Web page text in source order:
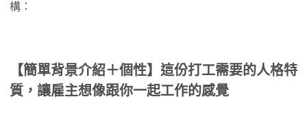
構：
【簡單背景介紹＋個性】這份打工需要的人格特
質，讓雇主想像跟你一起工作的感覺